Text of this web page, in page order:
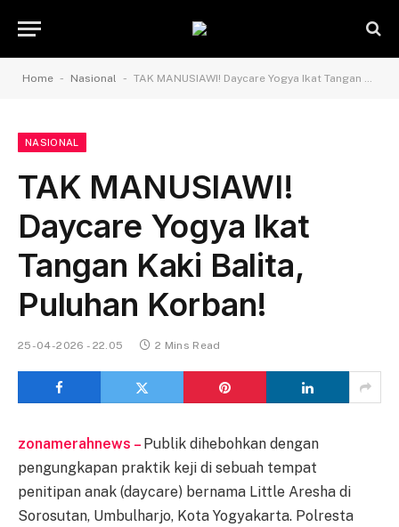
Home - Nasional - TAK MANUSIAWI! Daycare Yogya Ikat Tangan Kaki Balita, Puluhan Korban!
NASIONAL
TAK MANUSIAWI!
Daycare Yogya Ikat
Tangan Kaki Balita,
Puluhan Korban!
25-04-2026 - 22.05 2 Mins Read
zonamerahnews – Publik dihebohkan dengan
pengungkapan praktik keji di sebuah tempat
penitipan anak (daycare) bernama Little Aresha di
Sorosutan, Umbulharjo, Kota Yogyakarta. Polresta